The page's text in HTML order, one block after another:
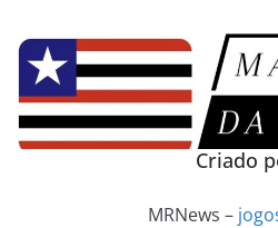
para
conteúdo
Criado
MRNews –